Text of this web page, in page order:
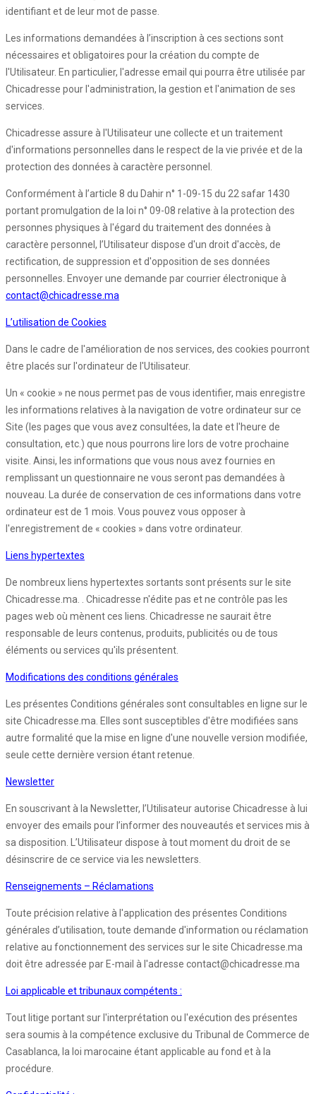
identifiant et de leur mot de passe.
Les informations demandées à l’inscription à ces sections sont
nécessaires et obligatoires pour la création du compte de
l'Utilisateur. En particulier, l'adresse email qui pourra être utilisée par
Chicadresse pour l'administration, la gestion et l'animation de ses
services.
Chicadresse assure à l'Utilisateur une collecte et un traitement
d'informations personnelles dans le respect de la vie privée et de la
protection des données à caractère personnel.
Conformément à l’article 8 du Dahir n° 1-09-15 du 22 safar 1430
portant promulgation de la loi n° 09-08 relative à la protection des
personnes physiques à l'égard du traitement des données à
caractère personnel, l’Utilisateur dispose d'un droit d'accès, de
rectification, de suppression et d'opposition de ses données
personnelles. Envoyer une demande par courrier électronique à
contact@chicadresse.ma
L’utilisation de Cookies
Dans le cadre de l'amélioration de nos services, des cookies pourront
être placés sur l'ordinateur de l'Utilisateur.
Un « cookie » ne nous permet pas de vous identifier, mais enregistre
les informations relatives à la navigation de votre ordinateur sur ce
Site (les pages que vous avez consultées, la date et l'heure de
consultation, etc.) que nous pourrons lire lors de votre prochaine
visite. Ainsi, les informations que vous nous avez fournies en
remplissant un questionnaire ne vous seront pas demandées à
nouveau. La durée de conservation de ces informations dans votre
ordinateur est de 1 mois. Vous pouvez vous opposer à
l'enregistrement de « cookies » dans votre ordinateur.
Liens hypertextes
De nombreux liens hypertextes sortants sont présents sur le site
Chicadresse.ma. . Chicadresse n'édite pas et ne contrôle pas les
pages web où mènent ces liens. Chicadresse ne saurait être
responsable de leurs contenus, produits, publicités ou de tous
éléments ou services qu'ils présentent.
Modifications des conditions générales
Les présentes Conditions générales sont consultables en ligne sur le
site Chicadresse.ma. Elles sont susceptibles d'être modifiées sans
autre formalité que la mise en ligne d'une nouvelle version modifiée,
seule cette dernière version étant retenue.
Newsletter
En souscrivant à la Newsletter, l’Utilisateur autorise Chicadresse à lui
envoyer des emails pour l’informer des nouveautés et services mis à
sa disposition. L’Utilisateur dispose à tout moment du droit de se
désinscrire de ce service via les newsletters.
Renseignements – Réclamations
Toute précision relative à l'application des présentes Conditions
générales d’utilisation, toute demande d'information ou réclamation
relative au fonctionnement des services sur le site Chicadresse.ma
doit être adressée par E-mail à l'adresse contact@chicadresse.ma
Loi applicable et tribunaux compétents :
Tout litige portant sur l'interprétation ou l'exécution des présentes
sera soumis à la compétence exclusive du Tribunal de Commerce de
Casablanca, la loi marocaine étant applicable au fond et à la
procédure.